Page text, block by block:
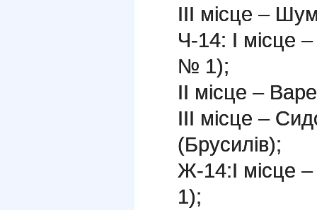
ІІІ місце –
Ч-14: І місце
№ 1);
ІІ місце –
ІІІ місце –
(Брусилів);
Ж-14:І місце
1);